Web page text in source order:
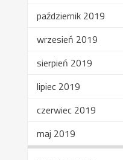
październik 2019
wrzesień 2019
sierpień 2019
lipiec 2019
czerwiec 2019
maj 2019